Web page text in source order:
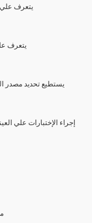
(4) يتعرف
(5) يتعرف
(6) يستطيع تحديد